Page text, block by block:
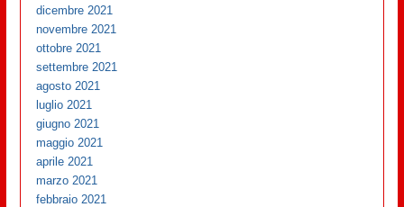
dicembre 2021
novembre 2021
ottobre 2021
settembre 2021
agosto 2021
luglio 2021
giugno 2021
maggio 2021
aprile 2021
marzo 2021
febbraio 2021